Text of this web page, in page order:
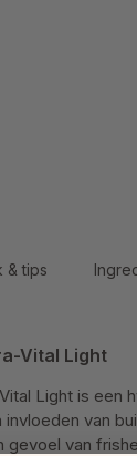
& tips
Vital Light
Light is een
van
gevoel van